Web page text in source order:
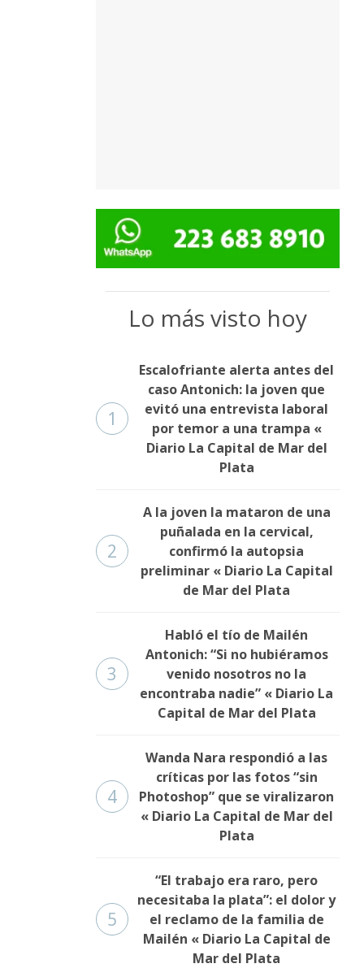
Lo más visto hoy
1
Escalofriante alerta antes del
caso Antonich: la joven que
evitó una entrevista laboral
por temor a una trampa «
Diario La Capital de Mar del
Plata
2
A la joven la mataron de una
puñalada en la cervical,
confirmó la autopsia
preliminar « Diario La Capital
de Mar del Plata
3
Habló el tío de Mailén
Antonich: “Si no hubiéramos
venido nosotros no la
encontraba nadie” « Diario La
Capital de Mar del Plata
4
Wanda Nara respondió a las
críticas por las fotos “sin
Photoshop” que se viralizaron
« Diario La Capital de Mar del
Plata
5
“El trabajo era raro, pero
necesitaba la plata”: el dolor y
el reclamo de la familia de
Mailén « Diario La Capital de
Mar del Plata